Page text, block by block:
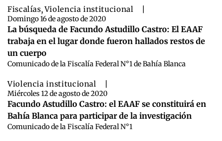
Fiscalías,Violencia institucional
Domingo 16 de agosto de 2020
La búsqueda de Facundo Astudillo Castro: El EAAF
trabaja en el lugar donde fueron hallados restos de
un cuerpo
Comunicado de la Fiscalía Federal N°1 de Bahía Blanca
Violencia institucional
Miércoles 12 de agosto de 2020
Facundo Astudillo Castro: el EAAF se constituirá en
Bahía Blanca para participar de la investigación
Comunicado de la Fiscalía Federal N°1